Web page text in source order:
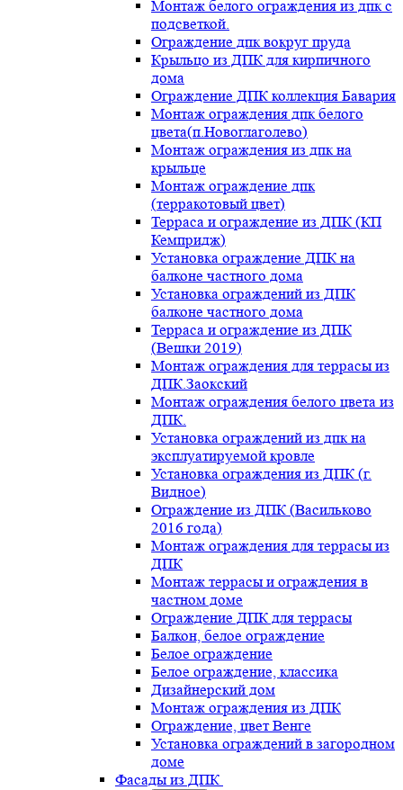
Монтаж белого ограждения из дпк с
подсветкой.
Ограждение дпк вокруг пруда
Крыльцо из ДПК для кирпичного
дома
Ограждение ДПК коллекция Бавария
Монтаж ограждения дпк белого
цвета(п.Новоглаголево)
Монтаж ограждения из дпк на
крыльце
Монтаж ограждение дпк
(терракотовый цвет)
Терраса и ограждение из ДПК (КП
Кемпридж)
Установка ограждение ДПК на
балконе частного дома
Установка ограждений из ДПК
балконе частного дома
Терраса и ограждение из ДПК
(Вешки 2019)
Монтаж ограждения для террасы из
ДПК.Заокский
Монтаж ограждения белого цвета из
ДПК.
Установка ограждений из дпк на
эксплуатируемой кровле
Установка ограждения из ДПК (г.
Видное)
Ограждение из ДПК (Васильково
2016 года)
Монтаж ограждения для террасы из
ДПК
Монтаж террасы и ограждения в
частном доме
Ограждение ДПК для террасы
Балкон, белое ограждение
Белое ограждение
Белое ограждение, классика
Дизайнерский дом
Монтаж ограждения из ДПК
Ограждение, цвет Венге
Установка ограждений в загородном
доме
Фасады из ДПК